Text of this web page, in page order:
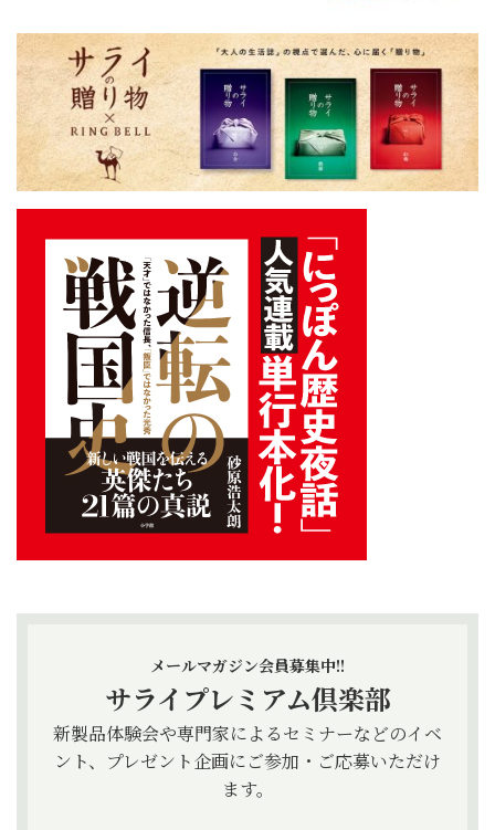
メールマガジン会員募集中!!
サライプレミアム倶楽部
新製品体験会や専門家によるセミナーなどのイベ
ント、プレゼント企画にご参加・ご応募いただけ
ます。